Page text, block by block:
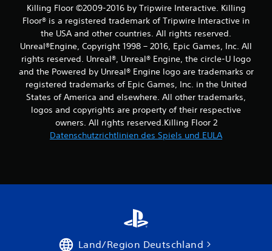
Killing Floor ©2009-2016 by Tripwire Interactive. Killing
Floor® is a registered trademark of Tripwire Interactive in
the USA and other countries. All rights reserved.
Unreal®Engine, Copyright 1998 – 2016, Epic Games, Inc. All
rights reserved. Unreal®, Unreal® Engine, the circle-U logo
and the Powered by Unreal® Engine logo are trade­marks or
registered trademarks of Epic Games, Inc. in the United
States of America and elsewhere. All other trademarks,
logos and copyrights are property of their respective
owners. All rights reserved.Killing Floor 2
Datenschutzrichtlinien des Spiels und EULA
Land/Region Deutschland